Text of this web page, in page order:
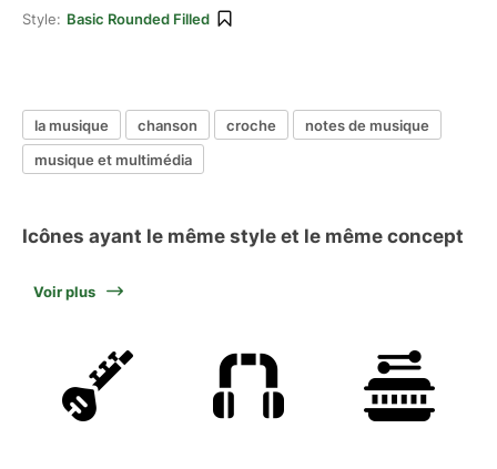
Style: Basic Rounded Filled
la musique chanson croche
notes de musique
musique et multimédia
Icônes ayant le même style et le même concept
Voir plus